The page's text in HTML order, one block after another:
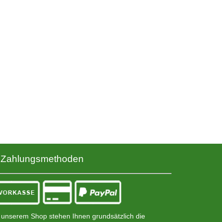
Zahlungsmethoden
unserem Shop stehen Ihnen grundsätzlich die